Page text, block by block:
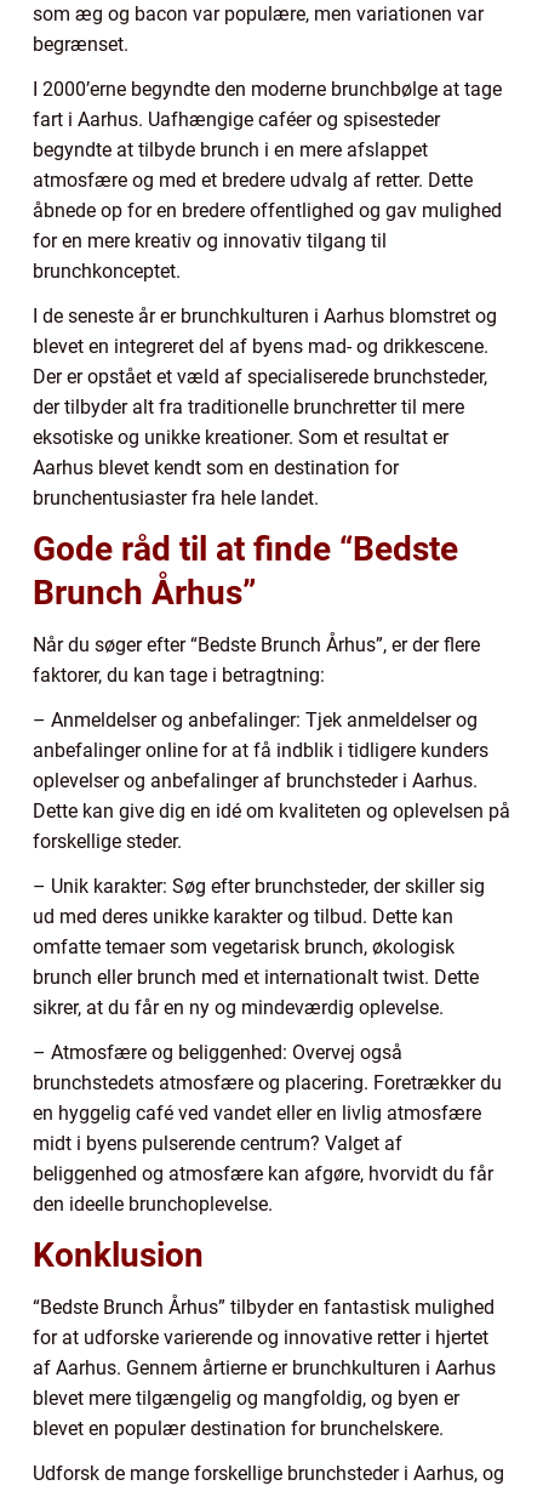
som æg og bacon var populære, men variationen var
begrænset.
I 2000’erne begyndte den moderne brunchbølge at tage
fart i Aarhus. Uafhængige caféer og spisesteder
begyndte at tilbyde brunch i en mere afslappet
atmosfære og med et bredere udvalg af retter. Dette
åbnede op for en bredere offentlighed og gav mulighed
for en mere kreativ og innovativ tilgang til
brunchkonceptet.
I de seneste år er brunchkulturen i Aarhus blomstret og
blevet en integreret del af byens mad- og drikkescene.
Der er opstået et væld af specialiserede brunchsteder,
der tilbyder alt fra traditionelle brunchretter til mere
eksotiske og unikke kreationer. Som et resultat er
Aarhus blevet kendt som en destination for
brunchentusiaster fra hele landet.
Gode råd til at finde “Bedste
Brunch Århus”
Når du søger efter “Bedste Brunch Århus”, er der flere
faktorer, du kan tage i betragtning:
– Anmeldelser og anbefalinger: Tjek anmeldelser og
anbefalinger online for at få indblik i tidligere kunders
oplevelser og anbefalinger af brunchsteder i Aarhus.
Dette kan give dig en idé om kvaliteten og oplevelsen på
forskellige steder.
– Unik karakter: Søg efter brunchsteder, der skiller sig
ud med deres unikke karakter og tilbud. Dette kan
omfatte temaer som vegetarisk brunch, økologisk
brunch eller brunch med et internationalt twist. Dette
sikrer, at du får en ny og mindeværdig oplevelse.
– Atmosfære og beliggenhed: Overvej også
brunchstedets atmosfære og placering. Foretrækker du
en hyggelig café ved vandet eller en livlig atmosfære
midt i byens pulserende centrum? Valget af
beliggenhed og atmosfære kan afgøre, hvorvidt du får
den ideelle brunchoplevelse.
Konklusion
“Bedste Brunch Århus” tilbyder en fantastisk mulighed
for at udforske varierende og innovative retter i hjertet
af Aarhus. Gennem årtierne er brunchkulturen i Aarhus
blevet mere tilgængelig og mangfoldig, og byen er
blevet en populær destination for brunchelskere.
Udforsk de mange forskellige brunchsteder i Aarhus, og